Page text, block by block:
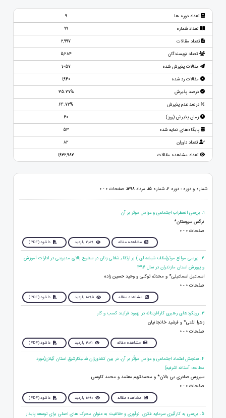
تعداد دوره ها
9
تعداد شماره
99
تعداد مقالات
2,997
تعداد نویسندگان
5,284
مقالات پذیرش شده
1,057
مقالات رد شده
1,940
درصد پذیرش
35.27%
درصد عدم پذیرش
64.73%
زمان پذیرش (روز)
60
پایگاه‌های نمایه شده
53
تعداد داوران
82
تعداد مشاهده مقالات
1,932,982
شماره و دوره : دوره 2، شماره 15، مرداد 1398، صفحات 0 - 0
1. بررسی اضطراب اجتماعی و عوامل موثر بر آن
نرگس سروستان*
صفحات 0 - 0
مشاهده مقاله 1989 بازدید دانلود (PDF)
2. بررسی موانع موثر(سقف شیشه ای ) بر ارتقاء شغلی زنان در سطوح بالای مدیریتی در ادارات آموزش
و پرورش استان مازندران در سال 1396
اسماعیل اسماعیلی* و محدثه توکلی و وحید حسین زاده
صفحات 0 - 0
مشاهده مقاله 1895 بازدید دانلود (PDF)
3. رویکردهای رهبری کارآفرینانه در بهبود فرآیند کسب و کار
زهرا الفتی* و فرشید خانجانیان
صفحات 0 - 0
مشاهده مقاله 1981 بازدید دانلود (PDF)
4. سنجش اعتماد اجتماعی و عوامل مؤثّر بر آن، در بین کشاورزان شالیکارشرق استان گیلان(مورد
مطالعه: آستانه اشرفیه)
سیروس صادری بی بالان* و محمدکریم معتمد و محمد کاوسی
صفحات 0 - 0
مشاهده مقاله 1890 بازدید دانلود (PDF)
5. بررسی به کارگیری سرمایه فکری، نوآوری و خلاقیت به عنوان محرک های اصلی برای توسعه پایدار